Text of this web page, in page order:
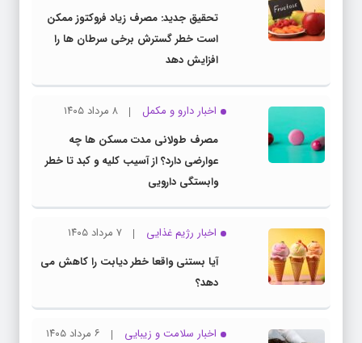
تحقیق جدید: مصرف زیاد فروکتوز ممکن
است خطر گسترش برخی سرطان ها را
افزایش دهد
اخبار دارو و مکمل
۸ مرداد ۱۴۰۵
مصرف طولانی مدت مسکن ها چه
عوارضی دارد؟ از آسیب کلیه و کبد تا خطر
وابستگی دارویی
اخبار رژیم غذایی
۷ مرداد ۱۴۰۵
آیا بستنی واقعا خطر دیابت را کاهش می
دهد؟
اخبار سلامت و زیبایی
۶ مرداد ۱۴۰۵